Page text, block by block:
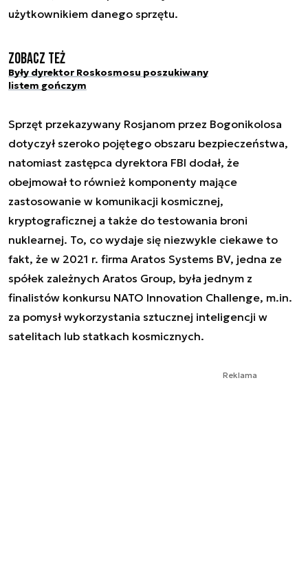
użytkownikiem danego sprzętu.
Zobacz też
Były dyrektor Roskosmosu poszukiwany
listem gończym
Sprzęt przekazywany Rosjanom przez Bogonikolosa
dotyczył szeroko pojętego obszaru bezpieczeństwa,
natomiast zastępca dyrektora FBI dodał, że
obejmował to również komponenty mające
zastosowanie w komunikacji kosmicznej,
kryptograficznej a także do testowania broni
nuklearnej. To, co wydaje się niezwykle ciekawe to
fakt, że w 2021 r. firma Aratos Systems BV, jedna ze
spółek zależnych Aratos Group, była jednym z
finalistów konkursu NATO Innovation Challenge, m.in.
za pomysł wykorzystania sztucznej inteligencji w
satelitach lub statkach kosmicznych.
Reklama